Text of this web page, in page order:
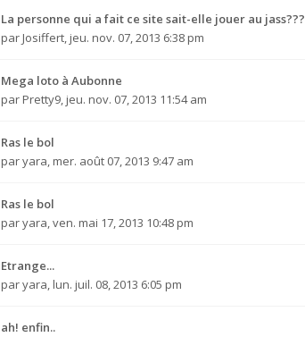
La personne qui a fait ce site sait-elle jouer au jass???
par Josiffert, jeu. nov. 07, 2013 6:38 pm
Mega loto à Aubonne
par Pretty9, jeu. nov. 07, 2013 11:54 am
Ras le bol
paryara, mer. août 07, 2013 9:47 am
Ras le bol
paryara,ven. mai 17, 2013 10:48 pm
Etrange...
paryara, lun. juil. 08, 2013 6:05 pm
ah! enfin..